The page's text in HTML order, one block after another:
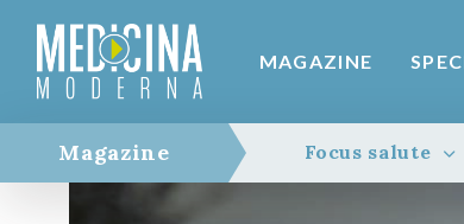
MAGAZINE
Magazine Focus salute